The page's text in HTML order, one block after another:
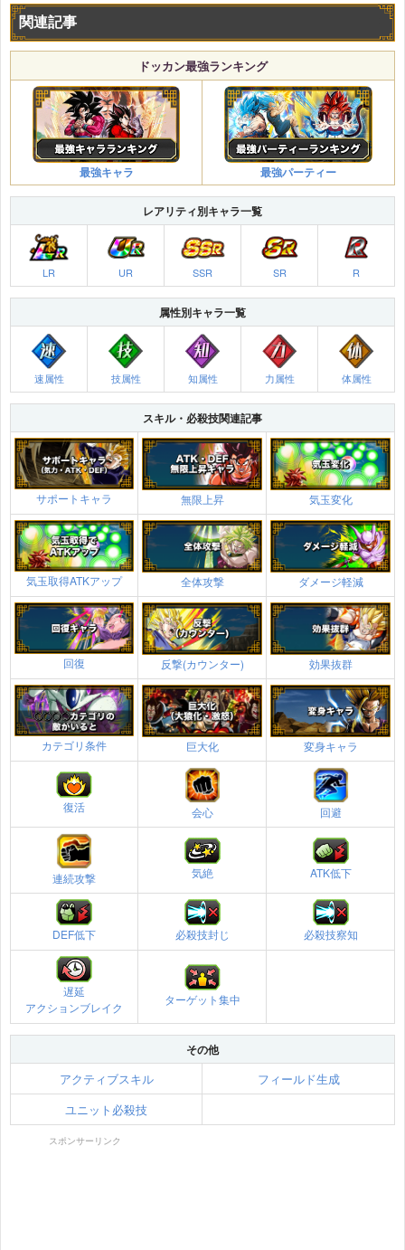
関連記事
ドッカン最強ランキング
最強キャラ 最強パーティー
レアリティ別キャラ一覧
LR UR SSR SR R
属性別キャラ一覧
速属性 技属性 知属性 力属性 体属性
スキル・必殺技関連記事
サポートキャラ 無限上昇 気玉変化
気玉取得ATKアップ 全体攻撃 ダメージ軽減
回復 反撃(カウンター) 効果抜群
カテゴリ条件 巨大化 変身キャラ
復活 会心 回避
連続攻撃 気絶 ATK低下
DEF低下 必殺技封じ 必殺技察知
遅延
アクションブレイク
ターゲット集中
その他
アクティブスキル
フィールド生成
ユニット必殺技
スポンサーリンク